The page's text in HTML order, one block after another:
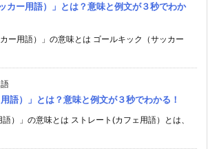
カー用語）」とは？意味と例文が３秒でわか
ー用語）」の意味とは ゴールキック（サッカー
語）」とは？意味と例文が３秒でわかる！
語）」の意味とは ストレート(カフェ用語）とは、